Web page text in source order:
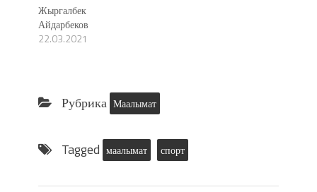
Жыргалбек
Айдарбеков
22.03.2021
Рубрика Маалымат
Tagged маалымат спорт